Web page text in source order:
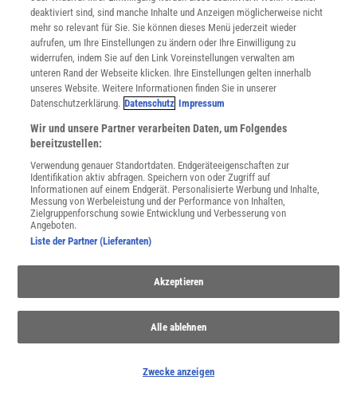
Das Wetter
Warum war der letzte Winter so warm - oder kalt? Kann man das
Sommerwetter im Frühling vorhersagen? Wie wirkt Regen auf
unser Gemüt? Das Wetter bestimmt unseren Alltag.
Feuerökologie
Heute entwickeln sich daraus vielfach Naturkatastrophen, die
deaktiviert sind, sind manche Inhalte und Anzeigen möglicherweise nicht
mehr so relevant für Sie. Sie können dieses Menü jederzeit wieder
aufrufen, um Ihre Einstellungen zu ändern oder Ihre Einwilligung zu
widerrufen, indem Sie auf den Link Voreinstellungen verwalten am
unteren Rand der Webseite klicken. Ihre Einstellungen gelten innerhalb
unseres Website. Weitere Informationen finden Sie in unserer
Datenschutzerklärung. Datenschutz Impressum
Wir und unsere Partner verarbeiten Daten, um Folgendes
bereitzustellen:
Verwendung genauer Standortdaten. Endgeräteeigenschaften zur
Identifikation aktiv abfragen. Speichern von oder Zugriff auf
Informationen auf einem Endgerät. Personalisierte Werbung und Inhalte,
Messung von Werbeleistung und der Performance von Inhalten,
Zielgruppenforschung sowie Entwicklung und Verbesserung von
Angeboten.
Liste der Partner (Lieferanten)
Akzeptieren
Alle ablehnen
Zwecke anzeigen